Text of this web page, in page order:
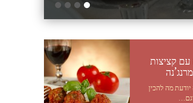
עם קציצות
מה להכין